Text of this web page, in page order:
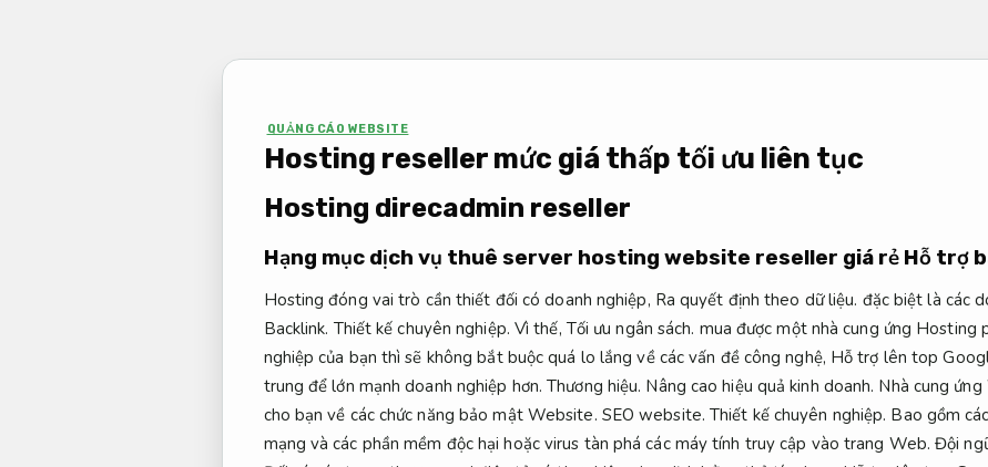
QUẢNG CÁO WEBSITE
Hosting reseller mức giá thấp tối ưu liên tục
Hosting direcadmin reseller
Hạng mục dịch vụ thuê server hosting website reseller giá rẻ Hỗ trợ
Hosting đóng vai trò cần thiết đối có doanh nghiệp, Ra quyết định theo dữ liệu. đặc biệt là các
Backlink. Thiết kế chuyên nghiệp. Vì thế, Tối ưu ngân sách. mua được một nhà cung ứng Hosting
nghiệp của bạn thì sẽ không bắt buộc quá lo lắng về các vấn đề công nghệ, Hỗ trợ lên top
trung để lớn mạnh doanh nghiệp hơn.Thương hiệu. Nâng cao hiệu quả kinh doanh. Nhà cung
cho bạn về các chức năng bảo mật Website. SEO website. Thiết kế chuyên nghiệp. Bao gồm
mạng và các phần mềm độc hại hoặc virus tàn phá các máy tính truy cập vào trang Web.Đội